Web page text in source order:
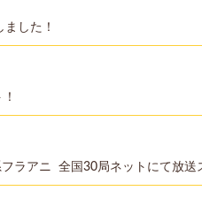
した！
ラアニ 全国30局ネットにて放送